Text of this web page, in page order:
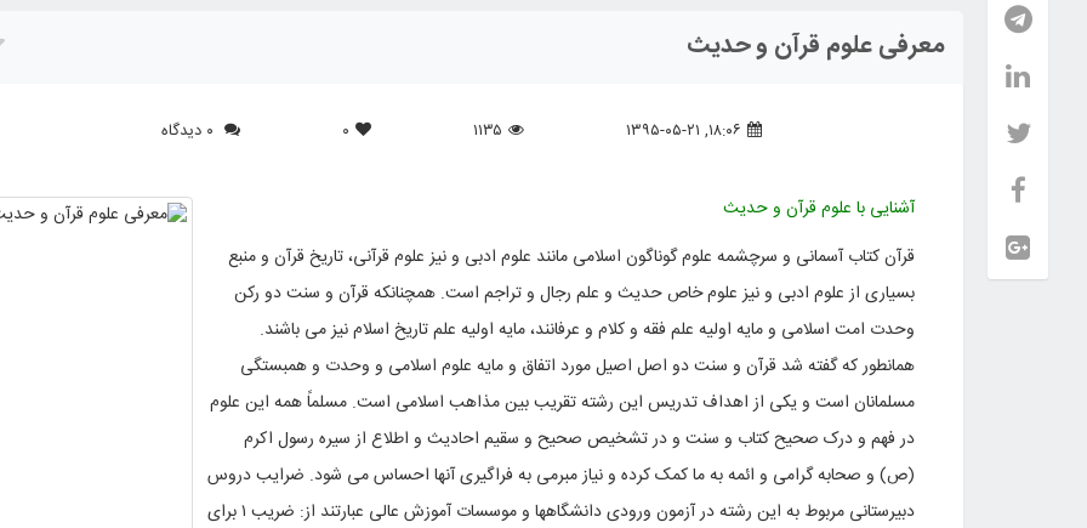
معرفی علوم قرآن و حدیث
۱۸:۰۶, ۱۳۹۵-۰۵-۲۱ ۱۱۳۵ ۰
آشنایی با علوم قرآن و حدیث
قرآن کتاب آسمانی و سرچشمه علوم گوناگون اسلامی مانند علوم ادبی و نیز علوم قرآنی، تاریخ قرآن و منبع
بسیاری از علوم ادبی و نیز علوم خاص حدیث و علم رجال و تراجم است. همچنانکه قرآن و سنت دو رکن
وحدت امت اسلامی و مایه اولیه علم فقه و کلام و عرفانند، مایه اولیه علم تاریخ اسلام نیز می باشند.
همانطور که گفته شد قرآن و سنت دو اصل اصیل مورد اتفاق و مایه علوم اسلامی و وحدت و همبستگی
مسلمانان است و یکی از اهداف تدریس این رشته تقریب بین مذاهب اسلامی است. مسلماً همه این علوم
در فهم و درک صحیح کتاب و سنت و در تشخیص صحیح و سقیم احادیث و اطلاع از سیره رسول اکرم
(ص) و صحابه گرامی و ائمه به ما کمک کرده و نیاز مبرمی به فراگیری آنها احساس می شود. ضرایب دروس
دبیرستانی مربوط به این رشته در آزمون ورودی دانشگاهها و موسسات آموزش عالی عبارتند از: ضریب ۱ برای